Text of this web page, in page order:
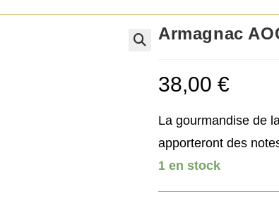
Armagnac
38,00 €
La gourmandise de
apporteront des
1 en stock